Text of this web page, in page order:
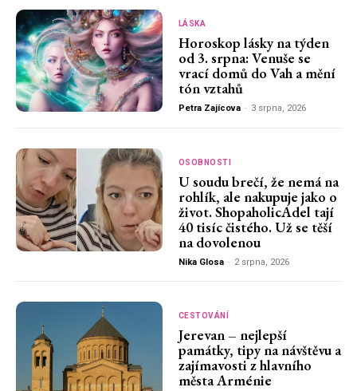
LÁSKA
Horoskop lásky na týden
od 3. srpna: Venuše se
vrací domů do Vah a mění
tón vztahů
Petra Zajícova - 3 srpna, 2026
OSOBNOSTI
U soudu brečí, že nemá na
rohlík, ale nakupuje jako o
život. ShopaholicAdel tají
40 tisíc čistého. Už se těší
na dovolenou
Nika Glosa - 2 srpna, 2026
CESTOVÁNÍ
Jerevan – nejlepší
památky, tipy na návštěvu a
zajímavosti z hlavního
města Arménie